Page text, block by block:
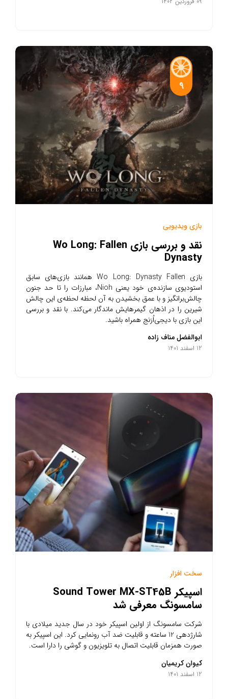
9
بازی ویدیویی
نقد و بررسی بازی Wo Long: Fallen
Dynasty
بازی Wo Long: Dynasty Fallen همانند بازی‌های سابق
استودیوی سازنده‌ی خود یعنی Nioh، مبارزات را تا حد جنون
چالش‌برانگیز و با عمق بخشیدن به آن لحظه لحظه‌ی این چالش
شیرین را در اذهان گیمرهایش ماندگار می‌کند. با نقد و بررسی
این بازی با دیجی‌اُرَنج همراه باشید.
ابوالفضل مناف زاده
12 اسفند 1401
سخت افزار
اسپیکر Sound Tower MX-ST45B
سامسونگ معرفی شد
شرکت سامسونگ از اولین اسپیکر خود در سال جدید میلادی با
شارژدهی 12 ساعته و قابلیت ضد آب رونمایی کرد. این اسپیکر به
صورت همزمان قابلیت اتصال به تلویزیون و گوشی را دارا است.
کیوان کریمیان
12 اسفند 1401